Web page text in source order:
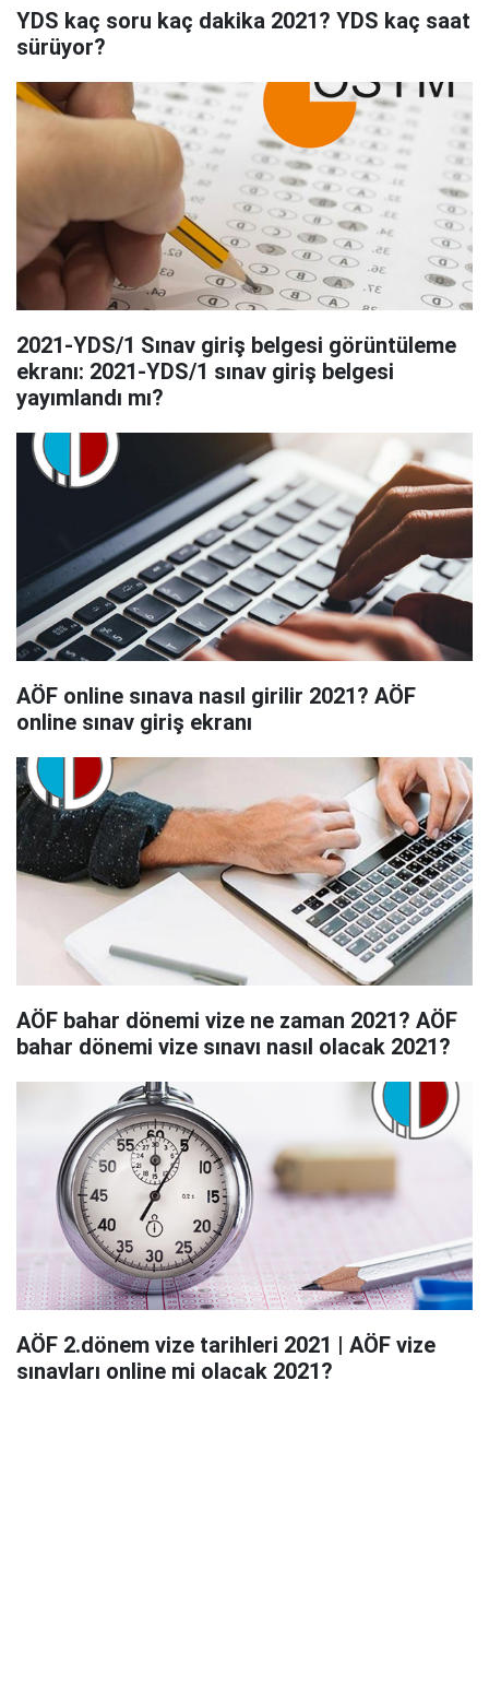
YDS kaç soru kaç dakika 2021? YDS kaç saat
sürüyor?
2021-YDS/1 Sınav giriş belgesi görüntüleme
ekranı: 2021-YDS/1 sınav giriş belgesi
yayımlandı mı?
AÖF online sınava nasıl girilir 2021? AÖF
online sınav giriş ekranı
AÖF bahar dönemi vize ne zaman 2021? AÖF
bahar dönemi vize sınavı nasıl olacak 2021?
AÖF 2.dönem vize tarihleri 2021 | AÖF vize
sınavları online mi olacak 2021?